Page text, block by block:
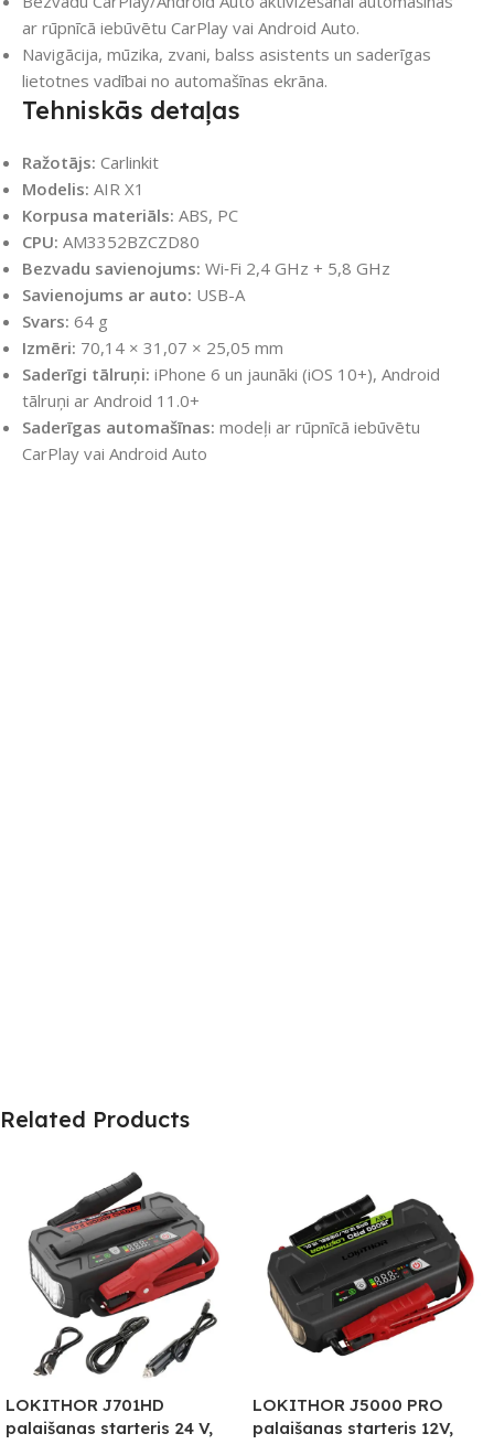
ar rūpnīcā iebūvētu CarPlay vai Android Auto.
Navigācija, mūzika, zvani, balss asistents un saderīgas
lietotnes vadībai no automašīnas ekrāna.
Tehniskās detaļas
Ražotājs: Carlinkit
Modelis: AIR X1
Korpusa materiāls: ABS, PC
CPU: AM3352BZCZD80
Bezvadu savienojums: Wi‑Fi 2,4 GHz + 5,8 GHz
Savienojums ar auto: USB-A
Svars: 64 g
Izmēri: 70,14 × 31,07 × 25,05 mm
Saderīgi tālruņi: iPhone 6 un jaunāki (iOS 10+), Android
tālruņi ar Android 11.0+
Saderīgas automašīnas: modeļi ar rūpnīcā iebūvētu
CarPlay vai Android Auto
Related Products
LOKITHOR J701HD
palaišanas starteris 24 V,
LOKITHOR J5000 PRO
palaišanas starteris 12V,